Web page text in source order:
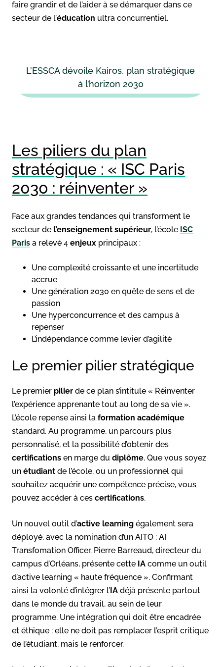
faire grandir et de l’aider à se démarquer dans ce
secteur de l’éducation ultra concurrentiel.
L’ESSCA dévoile Kairos, plan stratégique
à l’horizon 2030
Les piliers du plan
stratégique : « ISC Paris
2030 : réinventer »
Face aux grandes tendances qui transforment le
secteur de l’enseignement supérieur, l’école ISC
Paris a relevé 4 enjeux principaux :
Une complexité croissante et une incertitude
accrue
Une génération 2030 en quête de sens et de
passion
Une hyperconcurrence et des campus à
repenser
L’indépendance comme levier d’agilité
Le premier pilier stratégique
Le premier pilier de ce plan s’intitule « Réinventer
l’expérience apprenante tout au long de sa vie ».
L’école repense ainsi la formation académique
standard. Au programme, un parcours plus
personnalisé, et la possibilité d’obtenir des
certifications en marge du diplôme. Que vous soyez
un étudiant de l’école, ou un professionnel qui
souhaitez acquérir une compétence précise, vous
pouvez accéder à ces certifications.
Un nouvel outil d’active learning également sera
déployé, avec la nomination d’un AITO : AI
Transfomation Officer. Pierre Barreaud, directeur du
campus d’Orléans, présente cette IA comme un outil
d’active learning « haute fréquence ». Confirmant
ainsi la volonté d’intégrer l’IA déjà présente partout
dans le monde du travail, au sein de leur
programme. Une intégration qui doit être encadrée
et éthique : elle ne doit pas remplacer l’esprit critique
de l’étudiant, mais le renforcer.